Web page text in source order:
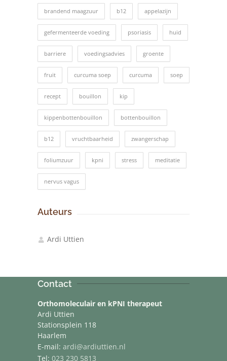
brandend maagzuur b12 appelazijn
gefermenteerde voeding psoriasis huid
barriere voedingsadvies groente
fruit curcuma soep curcuma soep
recept bouillon kip
kippenbottenbouillon bottenbouillon
b12 vruchtbaarheid zwangerschap
foliumzuur kpni stress meditatie
nervus vagus
Auteurs
Ardi Uttien
Contact
Orthomoleculair en kPNI therapeut
Ardi Uttien
Stationsplein 118
Haarlem
E-mail: ardi@ardiuttien.nl
Tel: 023 230 5813